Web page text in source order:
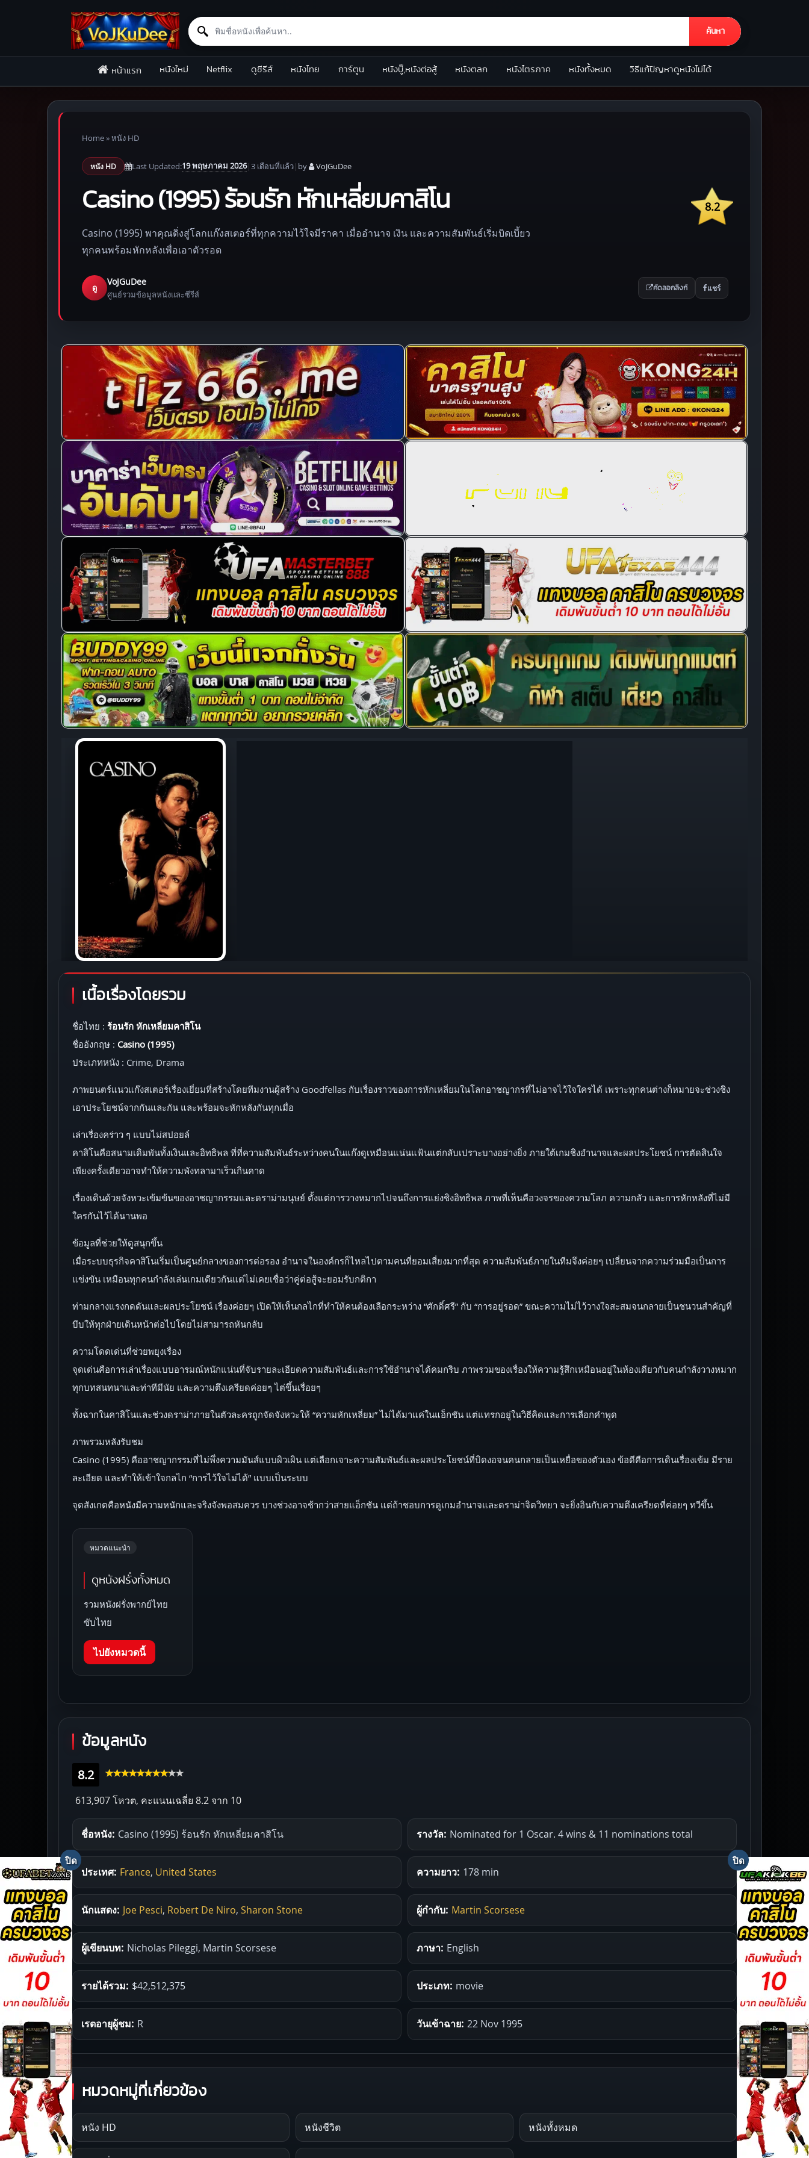
Search for:
ค้นหา
หน้าแรก หนังใหม่ Netflix ดูซีรีส์ หนังไทย การ์ตูน หนังบู๊,หนังต่อสู้ หนังตลก หนังไตรภาค หนังทั้งหมด วิธีแก้ปัญหาดูหนังไม่ได้
Home»หนัง HD
หนัง HD Last Updated:19 พฤษภาคม 2026|3 เดือนที่แล้ว| by VoJGuDee
8.2
Casino (1995) ร้อนรัก หักเหลี่ยมคาสิโน
Casino (1995) พาคุณดิ่งสู่โลกแก๊งสเตอร์ที่ทุกความไว้ใจมีราคา เมื่ออำนาจ เงิน และความสัมพันธ์เริ่มบิดเบี้ยว
ทุกคนพร้อมหักหลังเพื่อเอาตัวรอด
ดู
VoJGuDee
ศูนย์รวมข้อมูลหนังและซีรีส์
คัดลอกลิงก์ แชร์
เนื้อเรื่องโดยรวม
ชื่อไทย : ร้อนรัก หักเหลี่ยมคาสิโน
ชื่ออังกฤษ : Casino (1995)
ประเภทหนัง : Crime, Drama
ภาพยนตร์แนวแก๊งสเตอร์เรื่องเยี่ยมที่สร้างโดยทีมงานผู้สร้าง Goodfellas กับเรื่องราวของการหักเหลี่ยมในโลกอาชญากรที่ไม่อาจไว้ใจใครได้ เพราะทุกคนต่างก็หมายจะช่วงชิง
เอาประโยชน์จากกันและกัน และพร้อมจะหักหลังกันทุกเมื่อ
เล่าเรื่องคร่าว ๆ แบบไม่สปอยล์
คาสิโนคือสนามเดิมพันทั้งเงินและอิทธิพล ที่ที่ความสัมพันธ์ระหว่างคนในแก๊งดูเหมือนแน่นแฟ้นแต่กลับเปราะบางอย่างยิ่ง ภายใต้เกมชิงอำนาจและผลประโยชน์ การตัดสินใจ
เพียงครั้งเดียวอาจทำให้ความพังทลามาเร็วเกินคาด
เรื่องเดินด้วยจังหวะเข้มข้นของอาชญากรรมและดราม่ามนุษย์ ตั้งแต่การวางหมากไปจนถึงการแย่งชิงอิทธิพล ภาพที่เห็นคือวงจรของความโลภ ความกลัว และการหักหลังที่ไม่มี
ใครกันไว้ได้นานพอ
ข้อมูลที่ช่วยให้ดูสนุกขึ้น
เมื่อระบบธุรกิจคาสิโนเริ่มเป็นศูนย์กลางของการต่อรอง อำนาจในองค์กรก็ไหลไปตามคนที่ยอมเสี่ยงมากที่สุด ความสัมพันธ์ภายในทีมจึงค่อยๆ เปลี่ยนจากความร่วมมือเป็นการ
แข่งขัน เหมือนทุกคนกำลังเล่นเกมเดียวกันแต่ไม่เคยเชื่อว่าคู่ต่อสู้จะยอมรับกติกา
ท่ามกลางแรงกดดันและผลประโยชน์ เรื่องค่อยๆ เปิดให้เห็นกลไกที่ทำให้คนต้องเลือกระหว่าง “ศักดิ์ศรี” กับ “การอยู่รอด” ขณะความไม่ไว้วางใจสะสมจนกลายเป็นชนวนสำคัญที่
บีบให้ทุกฝ่ายเดินหน้าต่อไปโดยไม่สามารถหันกลับ
ความโดดเด่นที่ช่วยพยุงเรื่อง
จุดเด่นคือการเล่าเรื่องแบบอารมณ์หนักแน่นที่จับรายละเอียดความสัมพันธ์และการใช้อำนาจได้คมกริบ ภาพรวมของเรื่องให้ความรู้สึกเหมือนอยู่ในห้องเดียวกับคนกำลังวางหมาก
ทุกบทสนทนาและท่าทีมีนัย และความตึงเครียดค่อยๆ ไต่ขึ้นเรื่อยๆ
ทั้งฉากในคาสิโนและช่วงดราม่าภายในตัวละครถูกจัดจังหวะให้ “ความหักเหลี่ยม” ไม่ได้มาแค่ในแอ็กชัน แต่แทรกอยู่ในวิธีคิดและการเลือกคำพูด
ภาพรวมหลังรับชม
Casino (1995) คืออาชญากรรมที่ไม่พึ่งความมันส์แบบผิวเผิน แต่เลือกเจาะความสัมพันธ์และผลประโยชน์ที่บิดงอจนคนกลายเป็นเหยื่อของตัวเอง ข้อดีคือการเดินเรื่องเข้ม มีราย
ละเอียด และทำให้เข้าใจกลไก “การไว้ใจไม่ได้” แบบเป็นระบบ
จุดสังเกตคือหนังมีความหนักและจริงจังพอสมควร บางช่วงอาจช้ากว่าสายแอ็กชัน แต่ถ้าชอบการดูเกมอำนาจและดราม่าจิตวิทยา จะยิ่งอินกับความตึงเครียดที่ค่อยๆ ทวีขึ้น
หมวดแนะนำ
ดูหนังฝรั่งทั้งหมด
รวมหนังฝรั่งพากย์ไทย
ซับไทย
ไปยังหมวดนี้
ข้อมูลหนัง
8.2
613,907 โหวต, คะแนนเฉลี่ย 8.2 จาก 10
ชื่อหนัง: Casino (1995) ร้อนรัก หักเหลี่ยมคาสิโน รางวัล: Nominated for 1 Oscar. 4 wins & 11 nominations total
ประเทศ: France, United States ความยาว: 178 min
นักแสดง: Joe Pesci, Robert De Niro, Sharon Stone ผู้กำกับ: Martin Scorsese
ผู้เขียนบท: Nicholas Pileggi, Martin Scorsese ภาษา: English
รายได้รวม: $42,512,375 ประเภท: movie
เรตอายุผู้ชม: R วันเข้าฉาย: 22 Nov 1995
หมวดหมู่ที่เกี่ยวข้อง
หนัง HD หนังชีวิต หนังทั้งหมด